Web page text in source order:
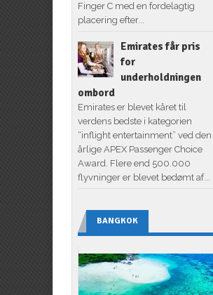
Finger C med en fordelagtig
placering efter...
Emirates får pris
for
underholdningen
ombord
Emirates er blevet kåret til
verdens bedste i kategorien
“inflight entertainment” ved den
årlige APEX Passenger Choice
Award. Flere end 500.000
flyvninger er blevet bedømt af...
BANGKOK